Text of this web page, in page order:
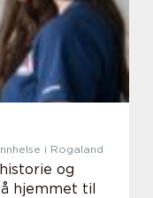
i Rogaland
og
hjemmet til